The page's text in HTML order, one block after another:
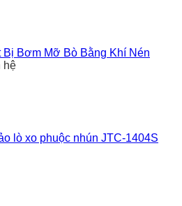
Bị Bơm Mỡ Bò Bằng Khí Nén
hệ
lò xo phuộc nhún JTC-1404S